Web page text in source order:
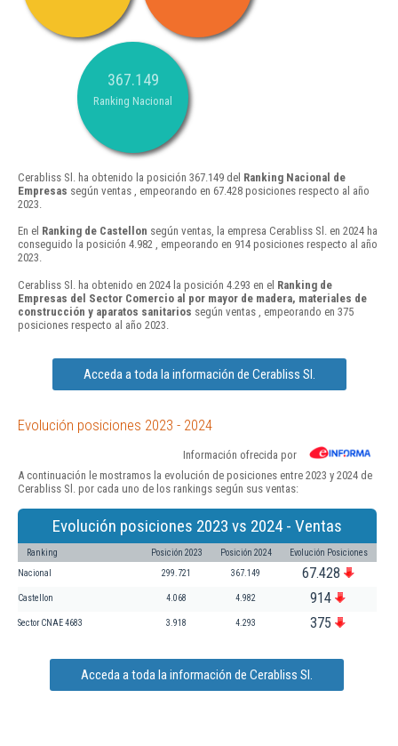
367.149
Ranking Nacional
Cerabliss Sl. ha obtenido la posición 367.149 del Ranking Nacional de
Empresas según ventas , empeorando en 67.428 posiciones respecto al año
2023.
En el Ranking de Castellon según ventas, la empresa Cerabliss Sl. en 2024 ha
conseguido la posición 4.982 , empeorando en 914 posiciones respecto al año
2023.
Cerabliss Sl. ha obtenido en 2024 la posición 4.293 en el Ranking de
Empresas del Sector Comercio al por mayor de madera, materiales de
construcción y aparatos sanitarios según ventas , empeorando en 375
posiciones respecto al año 2023.
Acceda a toda la información de Cerabliss Sl.
Evolución posiciones 2023 - 2024
Información ofrecida por
A continuación le mostramos la evolución de posiciones entre 2023 y 2024 de
Cerabliss Sl. por cada uno de los rankings según sus ventas:
Evolución posiciones 2023 vs 2024 - Ventas
Ranking Posición 2023 Posición 2024 Evolución Posiciones
Nacional 299.721 367.149 67.428
Castellon 4.068 4.982 914
Sector CNAE 4683 3.918 4.293 375
Acceda a toda la información de Cerabliss Sl.